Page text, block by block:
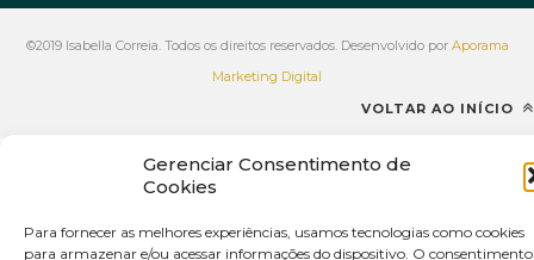
Gerenciar Consentimento de
Cookies
Para fornecer as melhores experiências, usamos tecnologias como cookies
para armazenar e/ou acessar informações do dispositivo. O consentimento
©2019 Isabella Correia. Todos os direitos reservados. Desenvolvido por Aporama
Marketing Digital
VOLTAR AO INÍCIO